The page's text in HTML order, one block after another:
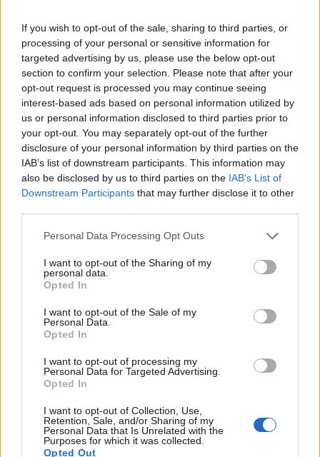
If you wish to opt-out of the sale, sharing to third parties, or
processing of your personal or sensitive information for
targeted advertising by us, please use the below opt-out
section to confirm your selection. Please note that after your
opt-out request is processed you may continue seeing
interest-based ads based on personal information utilized by
us or personal information disclosed to third parties prior to
your opt-out. You may separately opt-out of the further
disclosure of your personal information by third parties on the
IAB’s list of downstream participants. This information may
also be disclosed by us to third parties on the IAB’s List of
Downstream Participants that may further disclose it to other
Personal Data Processing Opt Outs
I want to opt-out of the Sharing of my
personal data.
Opted In
I want to opt-out of the Sale of my
Personal Data.
Opted In
I want to opt-out of processing my
Personal Data for Targeted Advertising.
Opted In
I want to opt-out of Collection, Use,
Retention, Sale, and/or Sharing of my
Personal Data that Is Unrelated with the
Purposes for which it was collected.
Opted Out
22:27
Παράνοια σε γάμο στη Μαδέρα: Νόμιζαν ότι
παντρεύονται ο Κριστιάνο Ρονάλντο με την Χεορχίνα -
Βίντεο
Nίκη της ΑΕΚ στο τελευταίο φιλικό πριν από τον ΟΦΗ
22:11
Γιάννης Κωνσταντέλιας: Μπαμπάς για δεύτερη φορά έγινε
22:03
κατηγορούνται οι γονείς του 4χρονου και ο ιδιοκτήτης
του beach bar
Νέα διοίκηση για το Κέντρο Κρητικής Λογοτεχνίας
Στα ύψη το Σάββατο (08/08) ο υδράργυρος: Σε ποια
περιοχή το θερμόμετρο έδειξε 39,5 (πίνακας)
ΠΕΡΙΣΣΟΤΕΡΑ